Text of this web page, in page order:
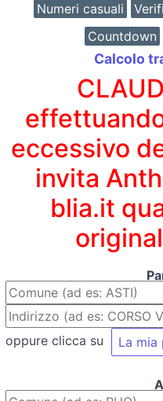
Numeri casuali
Countdown
Calcolo
eccessivo
invita
blia.it
oppure clicca su